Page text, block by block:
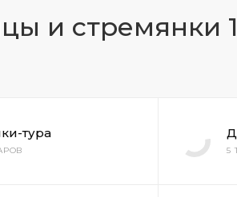
и стремянки
тура
5